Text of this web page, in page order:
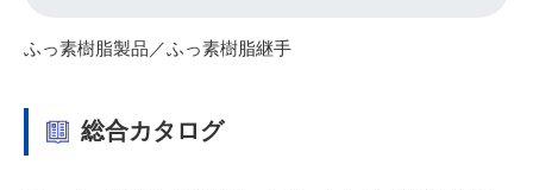
ふっ素樹脂製品／ふっ素樹脂継手
総合カタログ